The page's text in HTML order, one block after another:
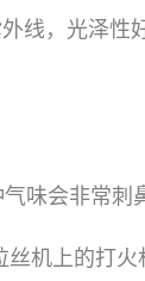
线，光泽性
味会非常刺
机上的打